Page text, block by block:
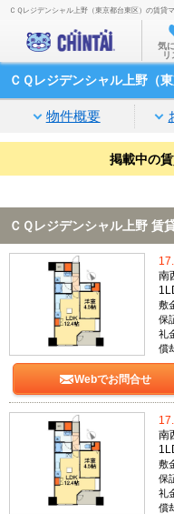
ＣＱレジデンシャル上野（東京都台東区）の賃貸
気
リ
ＣＱレジデンシャル上野（
物件概要
掲載中の
ＣＱレジデンシャル上野 賃
南
敷
保
礼
償
Webでお問合せ
南
敷
保
礼
償